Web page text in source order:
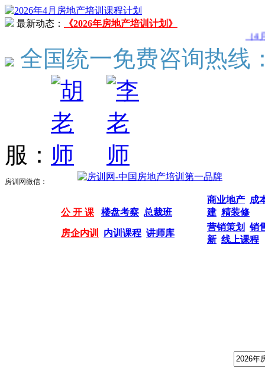
最新动态：
《2026年房地产培训计划》
（4月
全国统一免费咨询热线
服：
房训网微信：
公 开 课 楼盘考察 总裁班
商业地产 成
建 精装修
房企内训 内训课程 讲师库
营销策划
销
新 线上课程